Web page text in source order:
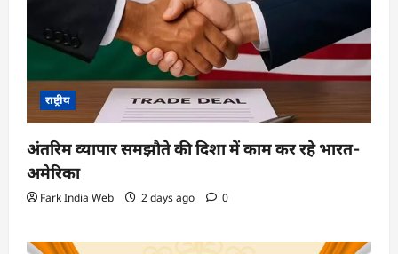
राष्ट्रीय
अंतरिम व्यापार समझौते की दिशा में काम कर रहे भारत-
अमेरिका
Fark India Web 2 days ago 0